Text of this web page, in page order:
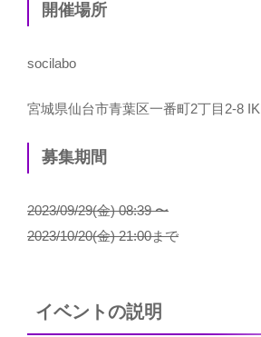
開催場所
socilabo
宮城県仙台市青葉区一番町2丁目2-8
募集期間
2023/09/29(金) 08:39 〜
2023/10/20(金) 21:00まで
イベントの説明